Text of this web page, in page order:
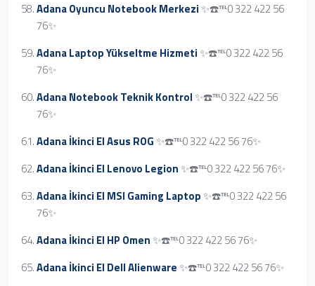
Adana Oyuncu Notebook Merkezi✨☎️℡0 322 422 56
76✨
Adana Laptop Yükseltme Hizmeti✨☎️℡0 322 422 56
76✨
Adana Notebook Teknik Kontrol✨☎️℡0 322 422 56
76✨
Adana İkinci El Asus ROG✨☎️℡0 322 422 56 76✨
Adana İkinci El Lenovo Legion✨☎️℡0 322 422 56 76✨
Adana İkinci El MSI Gaming Laptop✨☎️℡0 322 422 56
76✨
Adana İkinci El HP Omen✨☎️℡0 322 422 56 76✨
Adana İkinci El Dell Alienware✨☎️℡0 322 422 56 76✨